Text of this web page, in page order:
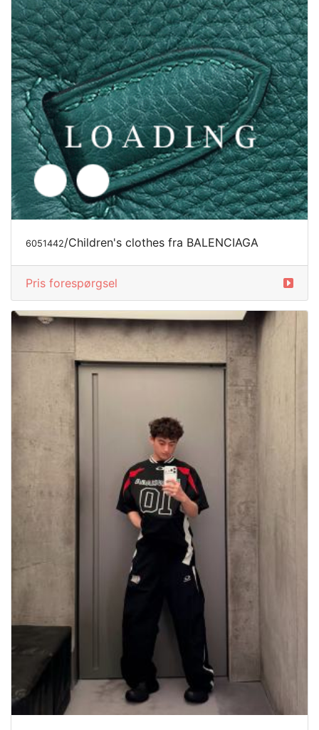
6051442/Children's clothes fra BALENCIAGA
Pris forespørgsel